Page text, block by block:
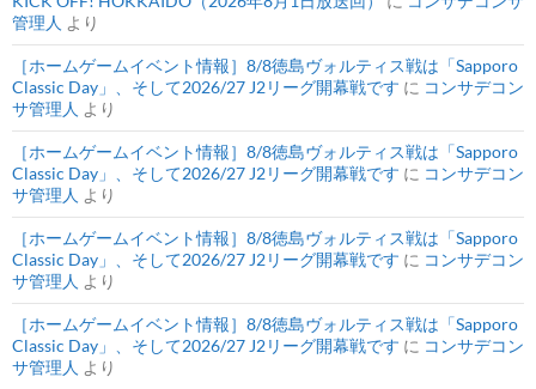
管理人 より
［ホームゲームイベント情報］8/8徳島ヴォルティス戦は「Sapporo
Classic Day」、そして2026/27 J2リーグ開幕戦です に コンサデコン
サ管理人 より
［ホームゲームイベント情報］8/8徳島ヴォルティス戦は「Sapporo
Classic Day」、そして2026/27 J2リーグ開幕戦です に コンサデコン
サ管理人 より
［ホームゲームイベント情報］8/8徳島ヴォルティス戦は「Sapporo
Classic Day」、そして2026/27 J2リーグ開幕戦です に コンサデコン
サ管理人 より
［ホームゲームイベント情報］8/8徳島ヴォルティス戦は「Sapporo
Classic Day」、そして2026/27 J2リーグ開幕戦です に コンサデコン
サ管理人 より